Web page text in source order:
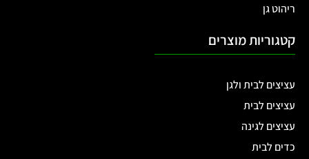
ריהוט גן
קטגוריות מוצרים
עציצים לבית ולגן
עציצים לבית
עציצים לגינה
כדים לבית